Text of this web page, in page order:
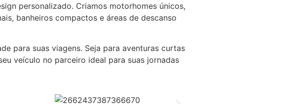
personalizado. Criamos motorhomes únicos,
banheiros compactos e áreas de descanso
para suas viagens. Seja para aventuras curtas
veículo no parceiro ideal para suas jornadas